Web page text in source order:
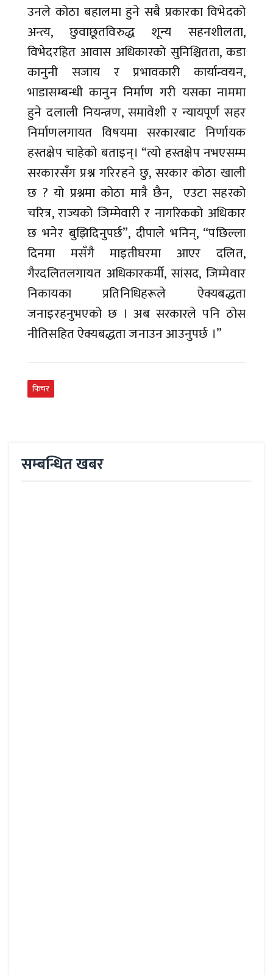
उनले कोठा बहालमा हुने सबै प्रकारका विभेदको
अन्त्य, छुवाछूतविरुद्ध शून्य सहनशीलता,
विभेदरहित आवास अधिकारको सुनिश्चितता, कडा
कानुनी सजाय र प्रभावकारी कार्यान्वयन,
भाडासम्बन्धी कानुन निर्माण गरी यसका नाममा
हुने दलाली नियन्त्रण, समावेशी र न्यायपूर्ण सहर
निर्माणलगायत विषयमा सरकारबाट निर्णायक
हस्तक्षेप चाहेको बताइन्। “त्यो हस्तक्षेप नभएसम्म
सरकारसँग प्रश्न गरिरहने छु, सरकार कोठा खाली
छ ? यो प्रश्नमा कोठा मात्रै छैन, एउटा सहरको
चरित्र, राज्यको जिम्मेवारी र नागरिकको अधिकार
छ भनेर बुझिदिनुपर्छ”, दीपाले भनिन्, “पछिल्ला
दिनमा मसँगै माइतीघरमा आएर दलित,
गैरदलितलगायत अधिकारकर्मी, सांसद, जिम्मेवार
निकायका प्रतिनिधिहरूले ऐक्यबद्धता
जनाइरहनुभएको छ । अब सरकारले पनि ठोस
नीतिसहित ऐक्यबद्धता जनाउन आउनुपर्छ ।”
फिचर
सम्बन्धित खबर